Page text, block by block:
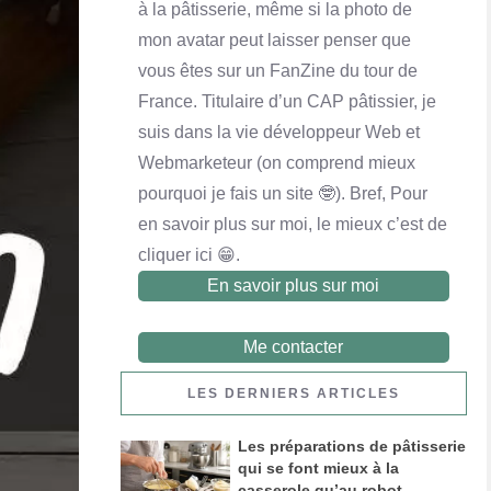
Financier noix de pécan et chocolat au lait
En savoir plus
à la pâtisserie, même si la photo de
mon avatar peut laisser penser que
vous êtes sur un FanZine du tour de
France. Titulaire d’un CAP pâtissier, je
suis dans la vie développeur Web et
Webmarketeur (on comprend mieux
pourquoi je fais un site 🤓). Bref, Pour
en savoir plus sur moi, le mieux c’est de
cliquer ici 😁.
En savoir plus sur moi
Me contacter
LES DERNIERS ARTICLES
Les préparations de pâtisserie
qui se font mieux à la